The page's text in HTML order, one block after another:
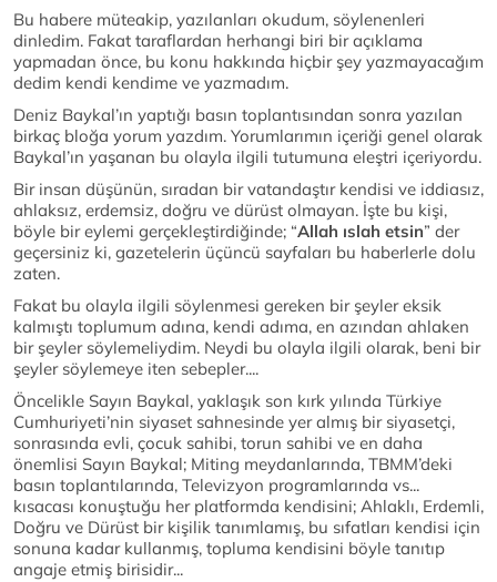
Bu habere müteakip, yazılanları okudum, söylenenleri
dinledim. Fakat taraflardan herhangi biri bir açıklama
yapmadan önce, bu konu hakkında hiçbir şey yazmayacağım
dedim kendi kendime ve yazmadım.
Deniz Baykal’ın yaptığı basın toplantısından sonra yazılan
birkaç bloğa yorum yazdım. Yorumlarımın içeriği genel olarak
Baykal’ın yaşanan bu olayla ilgili tutumuna eleştri içeriyordu.
Bir insan düşünün, sıradan bir vatandaştır kendisi ve iddiasız,
ahlaksız, erdemsiz, doğru ve dürüst olmayan. İşte bu kişi,
böyle bir eylemi gerçekleştirdiğinde; “Allah ıslah etsin” der
geçersiniz ki, gazetelerin üçüncü sayfaları bu haberlerle dolu
zaten.
Fakat bu olayla ilgili söylenmesi gereken bir şeyler eksik
kalmıştı toplumum adına, kendi adıma, en azından ahlaken
bir şeyler söylemeliydim. Neydi bu olayla ilgili olarak, beni bir
şeyler söylemeye iten sebepler....
Öncelikle Sayın Baykal, yaklaşık son kırk yılında Türkiye
Cumhuriyeti’nin siyaset sahnesinde yer almış bir siyasetçi,
sonrasında evli, çocuk sahibi, torun sahibi ve en daha
önemlisi Sayın Baykal; Miting meydanlarında, TBMM’deki
basın toplantılarında, Televizyon programlarında vs...
kısacası konuştuğu her platformda kendisini; Ahlaklı, Erdemli,
Doğru ve Dürüst bir kişilik tanımlamış, bu sıfatları kendisi için
sonuna kadar kullanmış, topluma kendisini böyle tanıtıp
angaje etmiş birisidir...